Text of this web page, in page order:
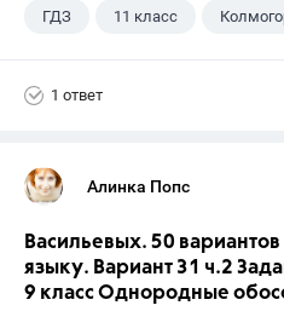
ГДЗ 11 класс
1 ответ
Алинка Попс
Васильевых. 50
языку. Вариант 31 ч.2
9 класс Однородные